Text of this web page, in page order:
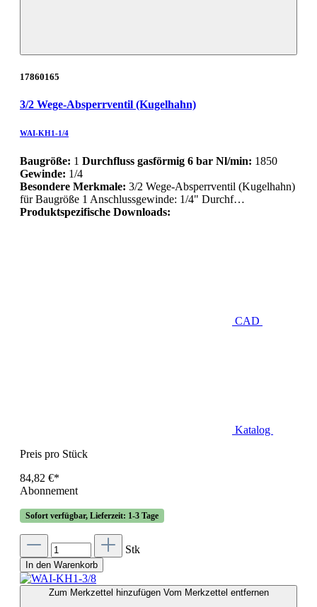
17860165
3/2 Wege-Absperrventil (Kugelhahn)
WAI-KH1-1/4
Baugröße: 1 Durchfluss gasförmig 6 bar Nl/min: 1850
Gewinde: 1/4
Besondere Merkmale: 3/2 Wege-Absperrventil (Kugelhahn)
für Baugröße 1 Anschlussgewinde: 1/4" Durchf…
Produktspezifische Downloads:
CAD
Katalog
Preis pro Stück
84,82 €*
Abonnement
Sofort verfügbar, Lieferzeit: 1-3 Tage
Stk
In den Warenkorb
Zum Merkzettel hinzufügen Vom Merkzettel entfernen